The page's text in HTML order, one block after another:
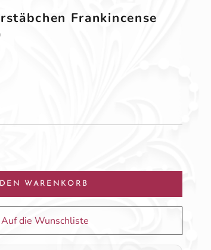
Frankincense
WARENKORB